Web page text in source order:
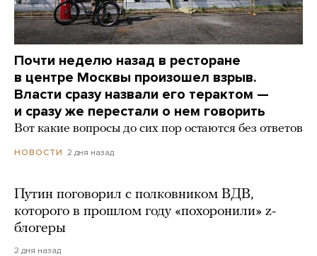
Почти неделю назад в ресторане
в центре Москвы произошел взрыв.
Власти сразу назвали его терактом —
и сразу же перестали о нем говорить
Вот какие вопросы до сих пор остаются без ответов
НОВОСТИ 2 дня назад
Путин поговорил с полковником ВДВ,
которого в прошлом году «похоронили» z-
блогеры
2 дня назад